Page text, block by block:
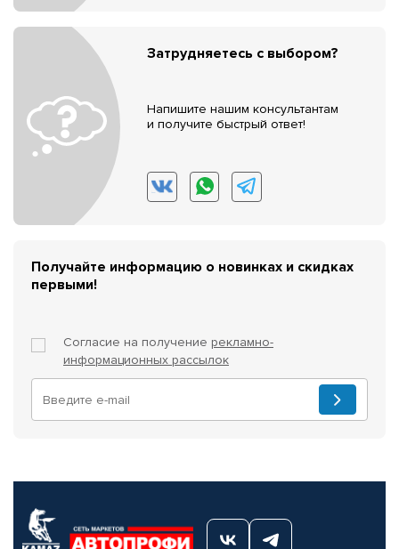
Затрудняетесь с выбором?
Напишите нашим консультантам
и получите быстрый ответ!
Получайте информацию о новинках и скидках
первыми!
Согласие на получение рекламно-
информационных рассылок